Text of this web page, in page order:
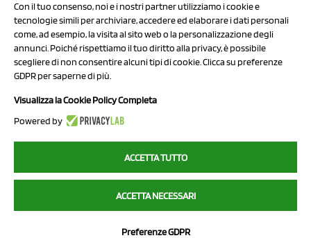
Privacy Policy
Cookie Policy
Chi Siamo
2023 NCX Drahorad srl - All rights reserved
myfruit.it è parte del network diNCX DRAHORAD
NCX Drahorad - Via Provinciale Vignola-Sassuolo 315/1 - 41057
Con il tuo consenso, noi e i nostri partner utilizziamo i cookie e
tecnologie simili per archiviare, accedere ed elaborare i dati personali
come, ad esempio, la visita al sito web o la personalizzazione degli
annunci. Poiché rispettiamo il tuo diritto alla privacy, è possibile
scegliere di non consentire alcuni tipi di cookie. Clicca su preferenze
GDPR per saperne di più.
Visualizza la Cookie Policy Completa
Powered by
ACCETTA TUTTO
ACCETTA NECESSARI
Preferenze GDPR